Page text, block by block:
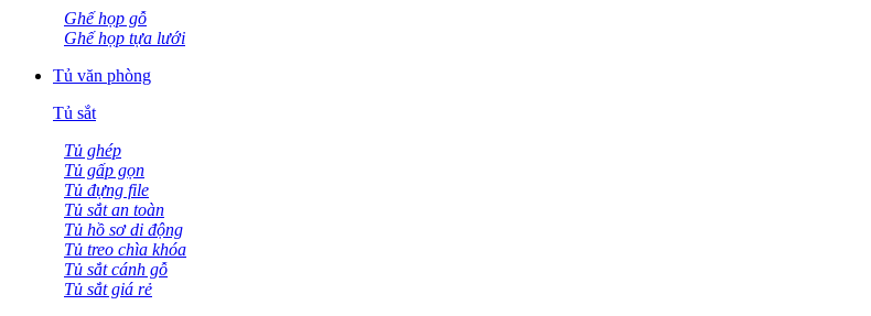
Ghế họp gỗ
Ghế họp tựa lưới
Tủ văn phòng
Tủ sắt
Tủ ghép
Tủ gấp gọn
Tủ đựng file
Tủ sắt an toàn
Tủ hồ sơ di động
Tủ treo chìa khóa
Tủ sắt cánh gỗ
Tủ sắt giá rẻ